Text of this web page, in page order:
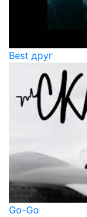
Best друг
Go-Go